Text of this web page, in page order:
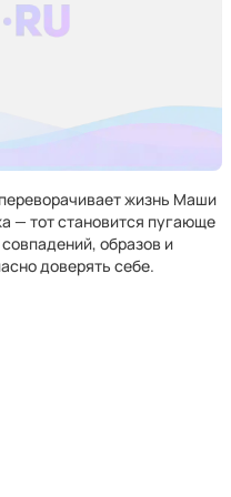
жизнь Маши
— тот становится пугающе
образов и
доверять себе.